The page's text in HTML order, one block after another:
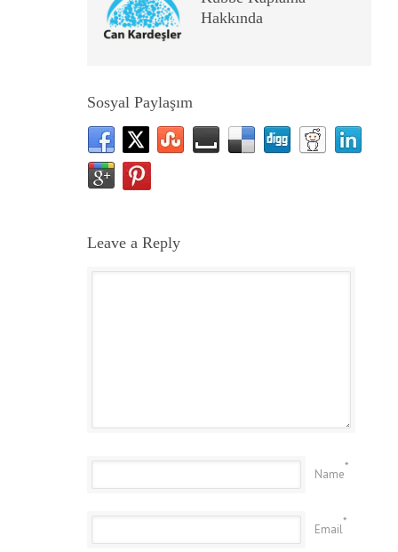
Hakkında
Sosyal Paylaşım
Leave a Reply
Name
*
Email
*